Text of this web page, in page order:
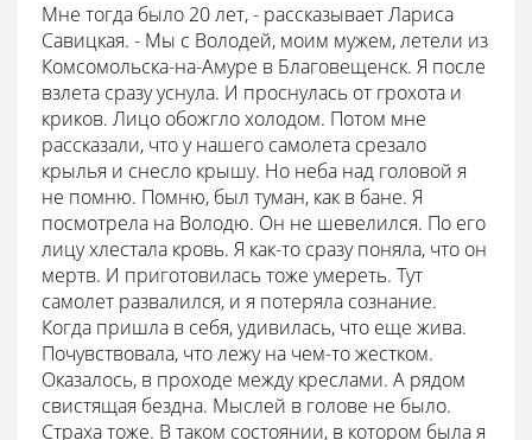
Мне тогда было 20 лет, - рассказывает Лариса
Савицкая. - Мы с Володей, моим мужем, летели из
Комсомольска-на-Амуре в Благовещенск. Я после
взлета сразу уснула. И проснулась от грохота и
криков. Лицо обожгло холодом. Потом мне
рассказали, что у нашего самолета срезало
крылья и снесло крышу. Но неба над головой я
не помню. Помню, был туман, как в бане. Я
посмотрела на Володю. Он не шевелился. По его
лицу хлестала кровь. Я как-то сразу поняла, что он
мертв. И приготовилась тоже умереть. Тут
самолет развалился, и я потеряла сознание.
Когда пришла в себя, удивилась, что еще жива.
Почувствовала, что лежу на чем-то жестком.
Оказалось, в проходе между креслами. А рядом
свистящая бездна. Мыслей в голове не было.
Страха тоже. В таком состоянии, в котором была я